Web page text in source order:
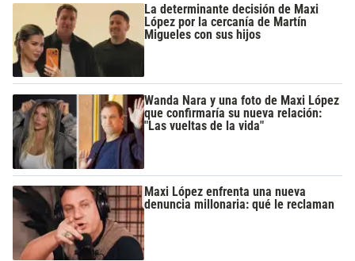
La determinante decisión de Maxi
López por la cercanía de Martín
Migueles con sus hijos
Wanda Nara y una foto de Maxi López
que confirmaría su nueva relación:
"Las vueltas de la vida"
Maxi López enfrenta una nueva
denuncia millonaria: qué le reclaman